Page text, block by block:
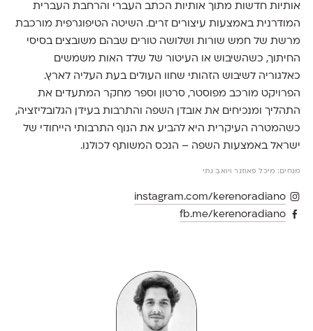
אותיות חדשות מתוך אותיות הכתב העברי והרחבת העברית
המודרנית באמצעות עיצורים זרים. השיטה הטיפוגרפית מורכבת
מרשת של חמש שורות ושלושה טורים שבהם משובצים בסיסי
החיתוך, כשהשיבוש או העיטור של שלד האות משמשים
כאלגוריה לשיבוש הזהותי שחוו העולים בעת העליה לארץ.
הפרויקט מורכב מפוסטר, סרטון וספר מחקר המתעדים את
התהליך ומנכיחים את אובדן השפה והתרבות בעידן הגלובליזציה,
כשהמטרה העיקרית היא להביע את הנוף התרבותי הייחודי של
ישראל באמצעות השפה – הנכס המשותף לכולנו.
מנחים: מיכל פאוזנר ויואב גתי
instagram.com/kerenoradiano
fb.me/kerenoradiano